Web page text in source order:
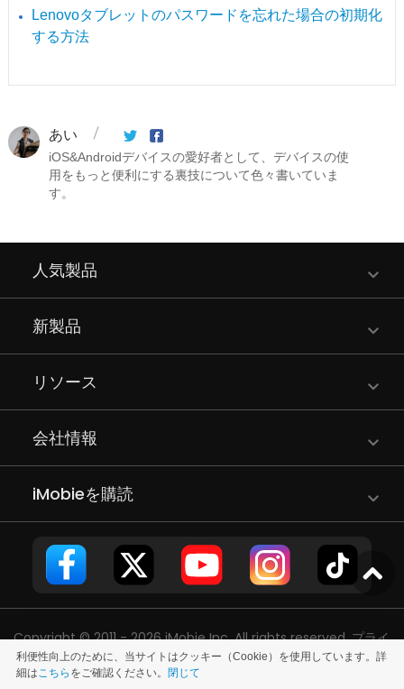
Lenovoタブレットのパスワードを忘れた場合の初期化
する方法
あい
iOS&Androidデバイスの愛好者として、デバイスの使
用をもっと便利にする裏技について色々書いていま
す。
人気製品
新製品
リソース
会社情報
iMobieを購読
Copyright © 2011 - 2026 iMobie Inc. All rights reserved.プライ
バシーポリシー|使用許諾契約| 利用規約 |サイトマップ
利便性向上のために、当サイトはクッキー（Cookie）を使用しています。詳
細はこちら をご確認ください。 閉じて